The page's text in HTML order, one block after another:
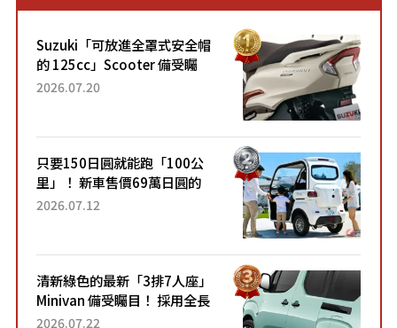
Suzuki「可放進全罩式安全帽
的 125cc」Scooter 備受矚
目！採用全新流線設計與各項
2026.07.20
只要150日圓就能跑「100公
里」！ 新車售價69萬日圓的
「3人座」Trike大受歡迎！ 順
2026.07.12
清新綠色的最新「3排7人座」
Minivan 備受矚目！ 採用全長
4.7公尺剛剛好的車身尺寸與
2026.07.22